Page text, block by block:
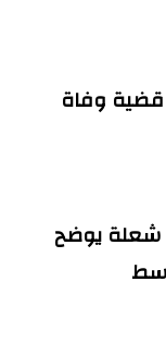
قضية وفاة
شعلة يوضح